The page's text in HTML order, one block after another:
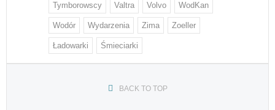
Tymborowscy Valtra Volvo WodKan
Wodór Wydarzenia Zima Zoeller
Ładowarki Śmieciarki
BACK TO TOP